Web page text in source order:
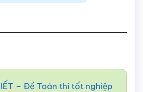
– Đề Toán thi tốt nghiệp